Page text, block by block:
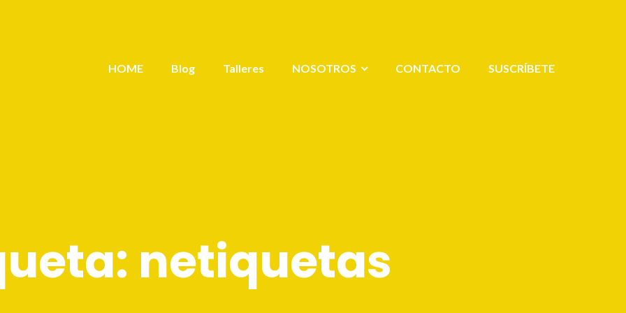
HOME Blog Talleres NOSOTROS CONTACTO SUSCRÍBETE
netiquetas